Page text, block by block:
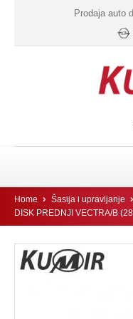
Prodaja auto
MOTOR
FILTER
Filter automatskog
Home Šasija i upravljanje
DISK PREDNJI VECTRA/B